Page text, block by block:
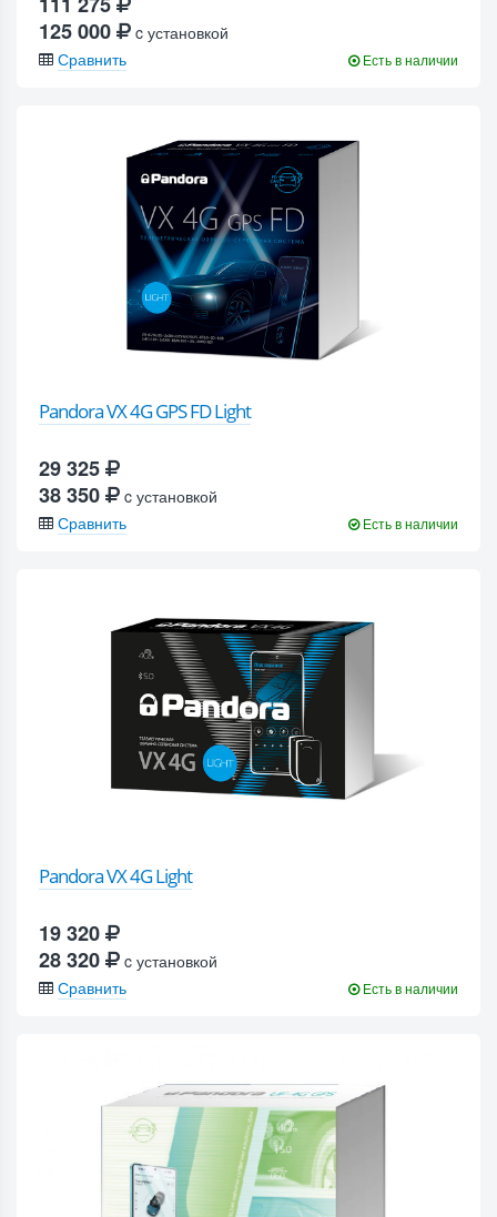
125 000
c установкой
Сравнить
Есть в наличии
Pandora VX 4G GPS FD Light
29 325
38 350
c установкой
Сравнить
Есть в наличии
Pandora VX 4G Light
19 320
28 320
c установкой
Сравнить
Есть в наличии